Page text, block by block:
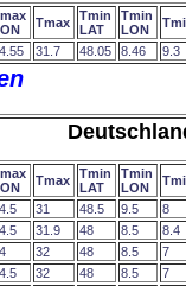
Tmax
Tmin
LAT
Tmin
LON
31.7 48.05 8.46 9.3
Tmax
Tmin
LAT
Tmin
LON
31 48.5 9.5 8
31.9 48 8.5 8.4
32 48 8.5 7
32 48 8.5 7